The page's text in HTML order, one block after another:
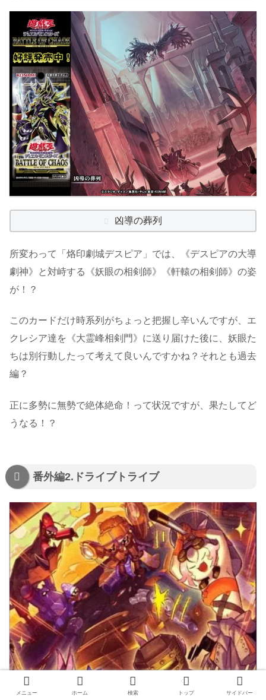
凶導の葬列
所変わって「烙印劇城デスピア」では、《デスピアの大導
劇神》と対峙する《妖眼の相剣師》《軒轅の相剣師》の姿
が！？
このカードだけ時系列がちょっと把握し辛いんですが、エ
クレシア達を《大霊峰相剣門》に送り届けた後に、妖眼た
ちは別行動したって考えて良いんですかね？それとも過去
編？
正に多勢に無勢で絶体絶命！って状況ですが、果たしてど
うなる！？
番外編2.ドライブトライブ
メニュー ホーム 検索 トップ サイドバー